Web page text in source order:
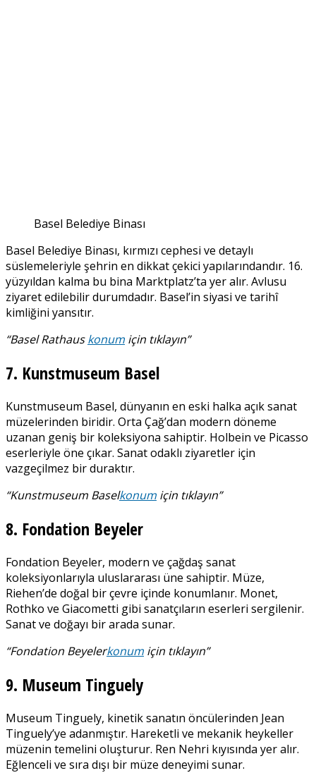
Basel Belediye Binası
Basel Belediye Binası, kırmızı cephesi ve detaylı
süslemeleriyle şehrin en dikkat çekici yapılarındandır. 16.
yüzyıldan kalma bu bina Marktplatz’ta yer alır. Avlusu
ziyaret edilebilir durumdadır. Basel’in siyasi ve tarihî
kimliğini yansıtır.
“Basel Rathauskonum için tıklayın”
7. Kunstmuseum Basel
Kunstmuseum Basel, dünyanın en eski halka açık sanat
müzelerinden biridir. Orta Çağ’dan modern döneme
uzanan geniş bir koleksiyona sahiptir. Holbein ve Picasso
eserleriyle öne çıkar. Sanat odaklı ziyaretler için
vazgeçilmez bir duraktır.
“Kunstmuseum Baselkonum için tıklayın”
8. Fondation Beyeler
Fondation Beyeler, modern ve çağdaş sanat
koleksiyonlarıyla uluslararası üne sahiptir. Müze,
Riehen’de doğal bir çevre içinde konumlanır. Monet,
Rothko ve Giacometti gibi sanatçıların eserleri sergilenir.
Sanat ve doğayı bir arada sunar.
“Fondation Beyelerkonum için tıklayın”
9. Museum Tinguely
Museum Tinguely, kinetik sanatın öncülerinden Jean
Tinguely’ye adanmıştır. Hareketli ve mekanik heykeller
müzenin temelini oluşturur. Ren Nehri kıyısında yer alır.
Eğlenceli ve sıra dışı bir müze deneyimi sunar.